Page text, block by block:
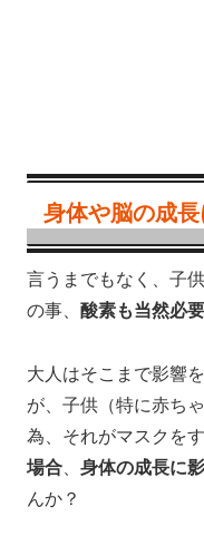
身体や脳の成
言うまでもなく、子
の事、 酸素も当然必要
大人はそこまで影響
が、子供（特に赤ち
為、それがマスクを
場合
身体の成長に
んか？